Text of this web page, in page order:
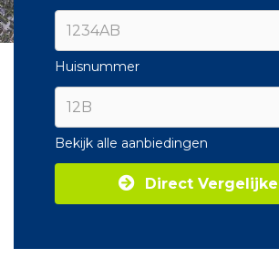
Huisnummer
Bekijk alle aanbiedingen
Direct